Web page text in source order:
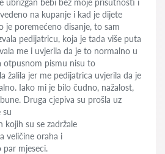
ubrizgan bebi bez moje prisutnosti i
na kupanje i kad je dijete
je poremećeno disanje, to sam
pedijatricu, koja je tada više puta
me i uvjerila da je to normalno u
otpusnom pismu nisu to
žalila jer me pedijatrica uvjerila da je
Iako mi je bilo čudno, nažalost,
Druga cjepiva su prošla uz
su
kojih su se zadržale
veličine oraha i
par mjeseci.